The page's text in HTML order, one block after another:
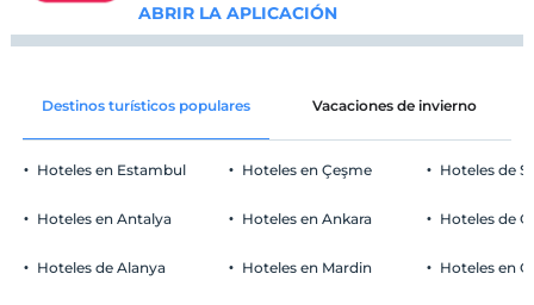
ABRIR LA APLICACIÓN
Destinos turísticos populares Vacaciones de invierno
Hoteles en Estambul
Hoteles en Antalya
Hoteles de Alanya
Hoteles en Çeşme
Hoteles en Ankara
Hoteles en Mardin
Hoteles de
Hoteles de
Hoteles en